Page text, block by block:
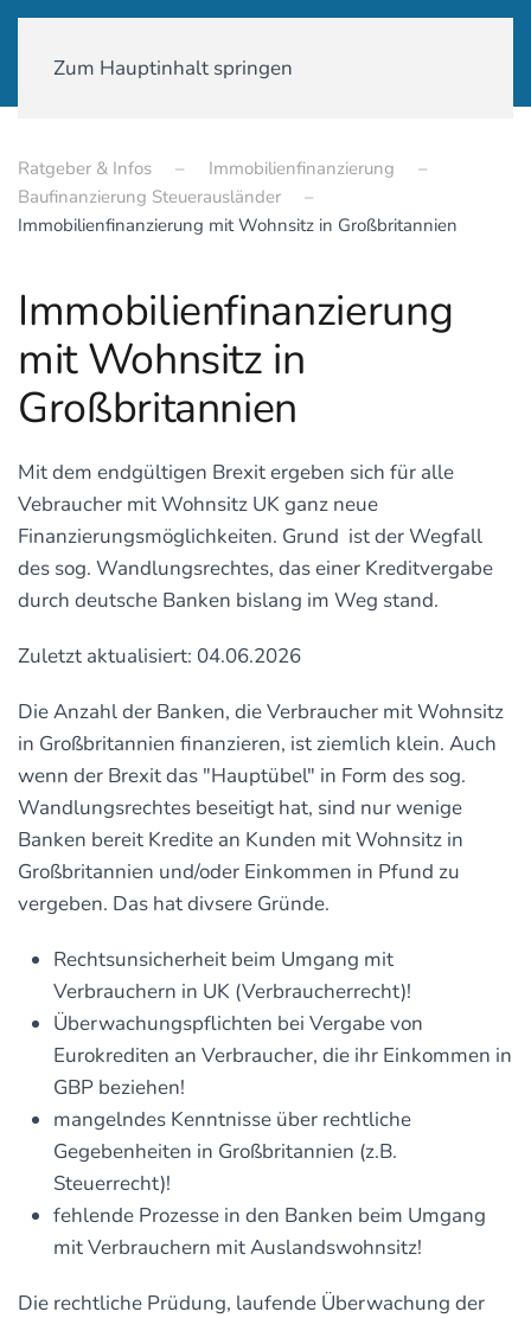
Zum Hauptinhalt springen
Ratgeber & Infos
Immobilienfinanzierung
Baufinanzierung Steuerausländer
Immobilienfinanzierung mit Wohnsitz in Großbritannien
Immobilienfinanzierung
mit Wohnsitz in
Großbritannien
Mit dem endgültigen Brexit ergeben sich für alle
Vebraucher mit Wohnsitz UK ganz neue
Finanzierungsmöglichkeiten. Grund ist der Wegfall
des sog. Wandlungsrechtes, das einer Kreditvergabe
durch deutsche Banken bislang im Weg stand.
Zuletzt aktualisiert: 04.06.2026
Die Anzahl der Banken, die Verbraucher mit Wohnsitz
in Großbritannien finanzieren, ist ziemlich klein. Auch
wenn der Brexit das "Hauptübel" in Form des sog.
Wandlungsrechtes beseitigt hat, sind nur wenige
Banken bereit Kredite an Kunden mit Wohnsitz in
Großbritannien und/oder Einkommen in Pfund zu
vergeben. Das hat divsere Gründe.
Rechtsunsicherheit beim Umgang mit
Verbrauchern in UK (Verbraucherrecht)!
Überwachungspflichten bei Vergabe von
Eurokrediten an Verbraucher, die ihr Einkommen in
GBP beziehen!
mangelndes Kenntnisse über rechtliche
Gegebenheiten in Großbritannien (z.B.
Steuerrecht)!
fehlende Prozesse in den Banken beim Umgang
mit Verbrauchern mit Auslandswohnsitz!
Die rechtliche Prüdung, laufende Überwachung der